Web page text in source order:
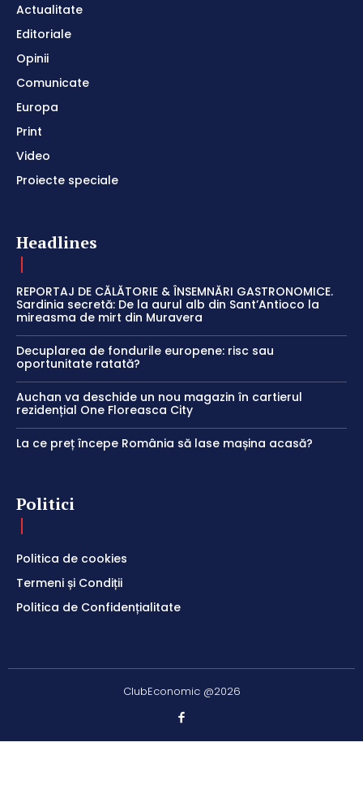
Actualitate
Editoriale
Opinii
Comunicate
Europa
Print
Video
Proiecte speciale
Headlines
REPORTAJ DE CĂLĂTORIE & ÎNSEMNĂRI GASTRONOMICE.
Sardinia secretă: De la aurul alb din Sant’Antioco la
mireasma de mirt din Muravera
Decuplarea de fondurile europene: risc sau
oportunitate ratată?
Auchan va deschide un nou magazin în cartierul
rezidențial One Floreasca City
La ce preț începe România să lase mașina acasă?
Politici
Politica de cookies
Termeni și Condiții
Politica de Confidențialitate
ClubEconomic @2026